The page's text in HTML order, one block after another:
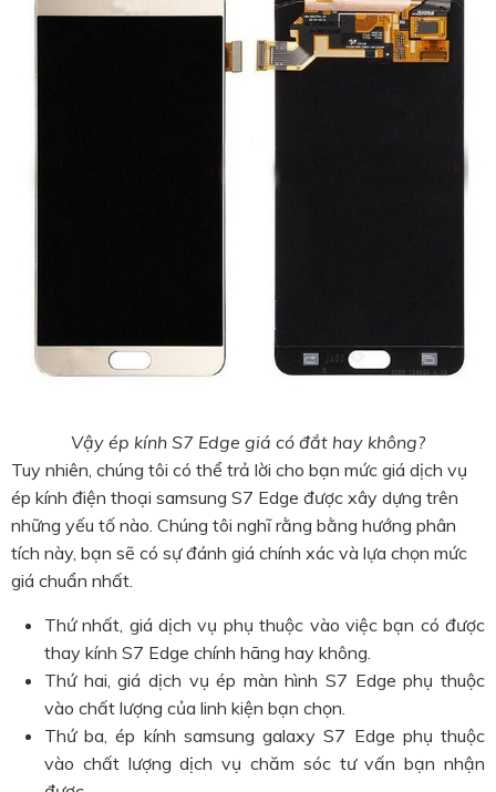
Vậy ép kính S7 Edge giá có đắt hay không?
Tuy nhiên, chúng tôi có thể trả lời cho bạn mức giá dịch vụ
ép kính điện thoại samsung S7 Edge được xây dựng trên
những yếu tố nào. Chúng tôi nghĩ rằng bằng hướng phân
tích này, bạn sẽ có sự đánh giá chính xác và lựa chọn mức
giá chuẩn nhất.
Thứ nhất, giá dịch vụ phụ thuộc vào việc bạn có được
thay kính S7 Edge chính hãng hay không.
Thứ hai, giá dịch vụ ép màn hình S7 Edge phụ thuộc
vào chất lượng của linh kiện bạn chọn.
Thứ ba, ép kính samsung galaxy S7 Edge phụ thuộc
vào chất lượng dịch vụ chăm sóc tư vấn bạn nhận